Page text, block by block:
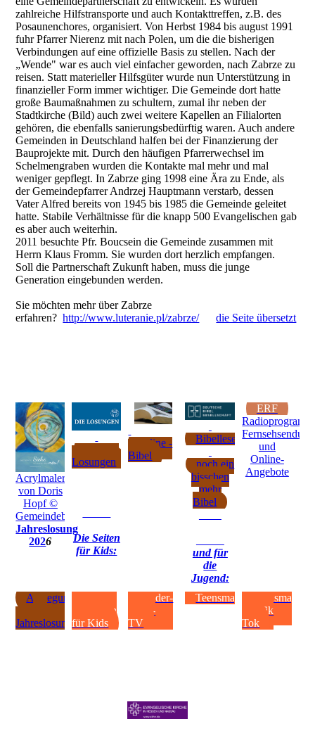
zahlreiche Hilfstransporte und auch Kontakttreffen, z.B. des
Posaunenchores, organisiert. Von Herbst 1984 bis august 1991
fuhr Pfarrer Nierenz mit nach Polen, um die die bisherigen
Verbindungen auf eine offizielle Basis zu stellen. Nach der
„Wende" war es auch viel einfacher geworden, nach Zabrze zu
reisen. Statt materieller Hilfsgüter wurde nun Unterstützung in
finanzieller Form immer wichtiger. Die Gemeinde dort hatte
große Baumaßnahmen zu schultern, zumal ihr neben der
Stadtkirche (Bild) auch zwei weitere Kapellen an Filialorten
gehören, die ebenfalls sanierungsbedürftig waren. Auch andere
Gemeinden in Deutschland halfen bei der Finanzierung der
Bauprojekte mit. Durch den häufigen Pfarrerwechsel im
Schelmengraben wurden die Kontakte mal mehr und mal
weniger gepflegt. In Zabrze ging 1998 eine Ära zu Ende, als
der Gemeindepfarrer Andrzej Hauptmann verstarb, dessen
Vater Alfred bereits von 1945 bis 1985 die Gemeinde geleitet
hatte. Stabile Verhältnisse für die knapp 500 Evangelischen gab
es aber auch weiterhin.
2011 besuchte Pfr. Boucsein die Gemeinde zusammen mit
Herrn Klaus Fromm. Sie wurden dort herzlich empfangen.
Soll die Partnerschaft Zukunft haben, muss die junge
Generation eingebunden werden.
Sie möchten mehr über Zabrze
erfahren?http://www.luteranie.pl/zabrze/ die Seite übersetzt
Acrylmalerei
von Doris
Hopf ©
Gemeindebriefdruckerei.de
Jahreslosung
2026
tägliche
Losungen
Die Seiten
für Kids:
online -
Bibel
Bibellesepläne
noch ein
bisschen
mehr
Bibel
und für
die
Jugend:
ERF
und
Online-
Angebote
Auslegung
Jahreslosung
entdecken
für Kids
Kinder-
Bibel-
TV
Teensmag
Teensmag
auf Tik
Tok